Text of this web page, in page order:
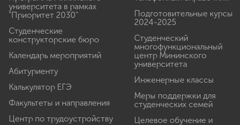
университета в рамках
"Приоритет 2030"
Студенческие
конструкторские бюро
Календарь мероприятий
Абитуриенту
Калькулятор ЕГЭ
Факультеты и направления
Центр по трудоустройству
Подготовительные курсы
2024-2025
Студенческий
многофункциональный
центр Мининского
университета
Инженерные классы
Меры поддержки для
студенческих семей
Целевое обучение и